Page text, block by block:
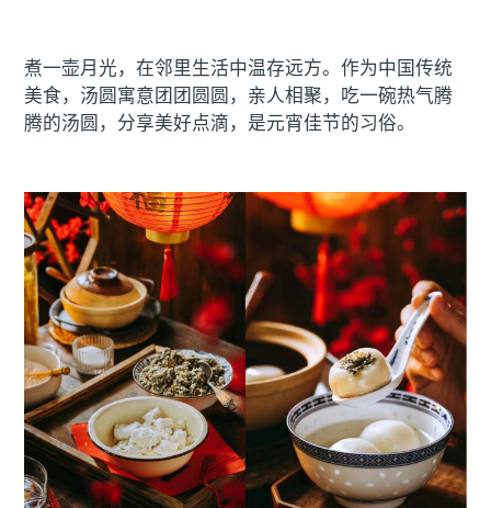
煮一壶月光，在邻里生活中温存远方。作为中国传统
美食，汤圆寓意团团圆圆，亲人相聚，吃一碗热气腾
腾的汤圆，分享美好点滴，是元宵佳节的习俗。